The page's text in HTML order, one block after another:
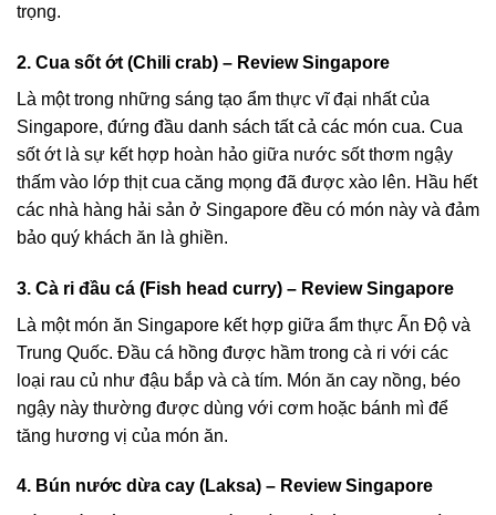
trọng.
2. Cua sốt ớt (Chili crab) – Review Singapore
Là một trong những sáng tạo ẩm thực vĩ đại nhất của
Singapore, đứng đầu danh sách tất cả các món cua. Cua
sốt ớt là sự kết hợp hoàn hảo giữa nước sốt thơm ngậy
thấm vào lớp thịt cua căng mọng đã được xào lên. Hầu hết
các nhà hàng hải sản ở Singapore đều có món này và đảm
bảo quý khách ăn là ghiền.
3. Cà ri đầu cá (Fish head curry) – Review Singapore
Là một món ăn Singapore kết hợp giữa ẩm thực Ấn Độ và
Trung Quốc. Đầu cá hồng được hầm trong cà ri với các
loại rau củ như đậu bắp và cà tím. Món ăn cay nồng, béo
ngậy này thường được dùng với cơm hoặc bánh mì để
tăng hương vị của món ăn.
4. Bún nước dừa cay (Laksa) – Review Singapore